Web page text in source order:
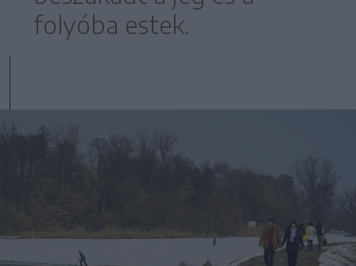
folyóba estek.